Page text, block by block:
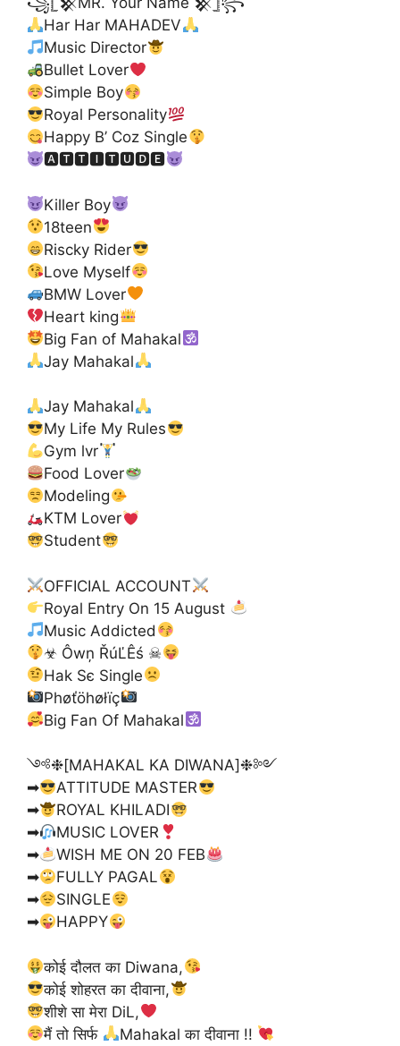
Har Har MAHADEV
Music Director
Bullet Lover
Simple Boy
Royal Personality
Happy B’ Coz Single
🅰🆃🆃🅸🆃🆄🅳🅴
Killer Boy
18teen
Riscky Rider
Love Myself
BMW Lover
Heart king
Big Fan of Mahakal
Jay Mahakal
Jay Mahakal
My Life My Rules
Gym lvr
Food Lover
Modeling
KTM Lover
Student
OFFICIAL ACCOUNT
Royal Entry On 15 August
Music Addicted
☣ Ôwņ ŘúĽÊś ☠
Hak Sє Single
Phøťöhøłïç
Big Fan Of Mahakal
༺❉[MAHAKAL KA DIWANA]❉༻
➡
ATTITUDE MASTER
➡
ROYAL KHILADI
➡
MUSIC LOVER
➡
WISH ME ON 20 FEB
➡
FULLY PAGAL
➡
SINGLE
➡
HAPPY
कोई दौलत का Diwana,
कोई शोहरत का दीवाना,
शीशे सा मेरा DiL,
मैं तो सिर्फ
Mahakal का दीवाना !!